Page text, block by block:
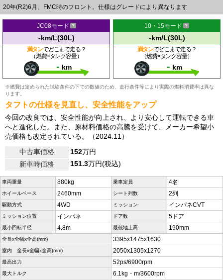
20年(R2)6月、FMC時のフロント。仕様はグレードにより異なります
JC08モード
-km/L(30L)
満タンでどこまで走る？
（燃費×タンク容量）
- km
10・15モード
-km/L(30L)
満タンでどこまで走る？
（燃費×タンク容量）
- km
※燃費は定められた試験条件の下での数値のため、走行条件等により実際の燃料消費率は異な
ります。
タフトの仕様を見直し、安全性能をアップ
今回の改良では、安全性能が向上され、より安心して運転できる車
へと進化した。また、原材料価格の高騰を受けて、メーカー希望小
売価格も改定されている。（2024.11）
中古車価格
152万円
新車時価格
151.3万円(税込)
車両重量 880kg 乗車定員 4名
ホイールベース 2460mm シート列数 2列
駆動方式 4WD ミッション インパネCVT
ミッション位置 インパネ ドア数 5ドア
最小回転半径 4.8m 最低地上高 190mm
全長x全幅x全高(mm) 3395x1475x1630
室内 全長x全幅x全高(mm) 2050x1305x1270
最高出力 52ps/6900rpm
最大トルク 6.1kg・m/3600rpm